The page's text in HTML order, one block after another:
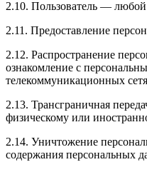
2.10. Пользователь — любой
2.11. Предоставление
2.12. Распространение
ознакомление с
телекоммуникационных
2.13. Трансграничная
физическому или
2.14. Уничтожение
содержания персональных